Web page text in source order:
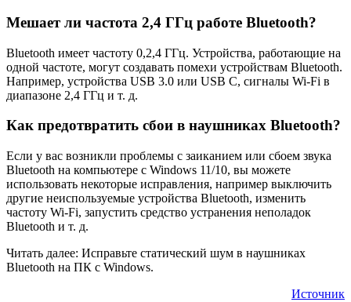
Мешает ли частота 2,4 ГГц работе Bluetooth?
Bluetooth имеет частоту 0,2,4 ГГц. Устройства, работающие на
одной частоте, могут создавать помехи устройствам Bluetooth.
Например, устройства USB 3.0 или USB C, сигналы Wi-Fi в
диапазоне 2,4 ГГц и т. д.
Как предотвратить сбои в наушниках Bluetooth?
Если у вас возникли проблемы с заиканием или сбоем звука
Bluetooth на компьютере с Windows 11/10, вы можете
использовать некоторые исправления, например выключить
другие неиспользуемые устройства Bluetooth, изменить
частоту Wi-Fi, запустить средство устранения неполадок
Bluetooth и т. д.
Читать далее: Исправьте статический шум в наушниках
Bluetooth на ПК с Windows.
Источник